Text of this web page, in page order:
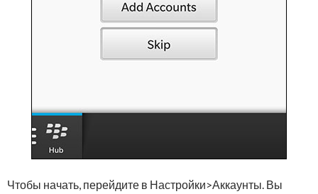
Чтобы начать, перейдите в Настройки>Аккаунты. Вы